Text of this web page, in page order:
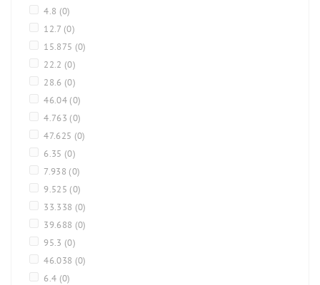
4.8 (0)
12.7 (0)
15.875 (0)
22.2 (0)
28.6 (0)
46.04 (0)
4.763 (0)
47.625 (0)
6.35 (0)
7.938 (0)
9.525 (0)
33.338 (0)
39.688 (0)
95.3 (0)
46.038 (0)
6.4 (0)